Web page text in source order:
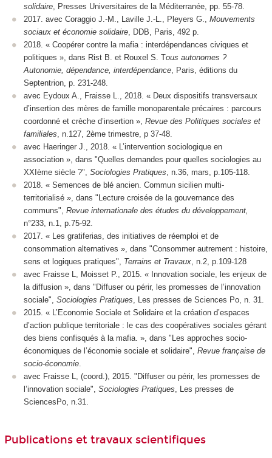
solidaire, Presses Universitaires de la Méditerranée, pp. 55-78.
2017. avec Coraggio J.-M., Laville J.-L., Pleyers G., Mouvements
sociaux et économie solidaire, DDB, Paris, 492 p.
2018. « Coopérer contre la mafia : interdépendances civiques et
politiques », dans Rist B. et Rouxel S. Tous autonomes ?
Autonomie, dépendance, interdépendance, Paris, éditions du
Septentrion, p. 231-248.
avec Eydoux A., Fraisse L., 2018. « Deux dispositifs transversaux
d’insertion des mères de famille monoparentale précaires : parcours
coordonné et crèche d’insertion », Revue des Politiques sociales et
familiales, n.127, 2ème trimestre, p 37-48.
avec Haeringer J., 2018. « L’intervention sociologique en
association », dans "Quelles demandes pour quelles sociologies au
XXIème siècle ?", Sociologies Pratiques, n.36, mars, p.105-118.
2018. « Semences de blé ancien. Commun sicilien multi-
territorialisé », dans "Lecture croisée de la gouvernance des
communs", Revue internationale des études du développement,
n°233, n.1, p.75-92.
2017. « Les gratiferias, des initiatives de réemploi et de
consommation alternatives », dans "Consommer autrement : histoire,
sens et logiques pratiques", Terrains et Travaux, n.2, p.109-128
avec Fraisse L, Moisset P., 2015. « Innovation sociale, les enjeux de
la diffusion », dans "Diffuser ou périr, les promesses de l’innovation
sociale", Sociologies Pratiques, Les presses de Sciences Po, n. 31.
2015. « L’Economie Sociale et Solidaire et la création d’espaces
d’action publique territoriale : le cas des coopératives sociales gérant
des biens confisqués à la mafia. », dans "Les approches socio-
économiques de l’économie sociale et solidaire", Revue française de
socio-économie.
avec Fraisse L, (coord.), 2015. "Diffuser ou périr, les promesses de
l’innovation sociale", Sociologies Pratiques, Les presses de
SciencesPo, n.31.
Publications et travaux scientifiques